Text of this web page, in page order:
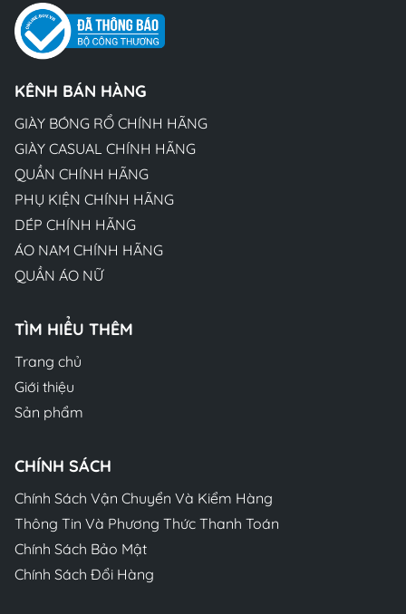
KÊNH BÁN HÀNG
GIÀY BÓNG RỔ CHÍNH HÃNG
GIÀY CASUAL CHÍNH HÃNG
QUẦN CHÍNH HÃNG
PHỤ KIỆN CHÍNH HÃNG
DÉP CHÍNH HÃNG
ÁO NAM CHÍNH HÃNG
QUẦN ÁO NỮ
TÌM HIỂU THÊM
Trang chủ
Giới thiệu
Sản phẩm
CHÍNH SÁCH
Chính Sách Vận Chuyển Và Kiểm Hàng
Thông Tin Và Phương Thức Thanh Toán
Chính Sách Bảo Mật
Chính Sách Đổi Hàng